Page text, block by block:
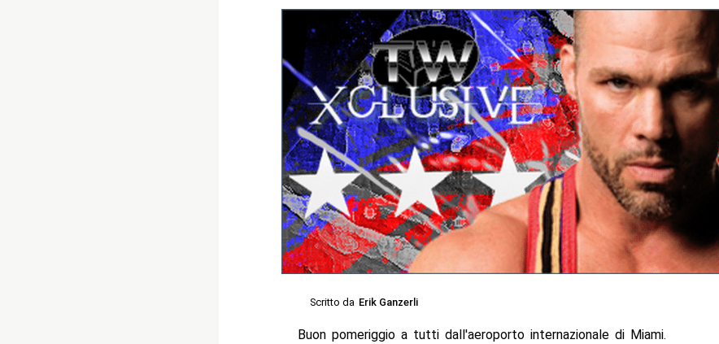
Scritto da Erik Ganzerli
Buon pomeriggio a tutti dall'aeroporto internazionale di Miami.